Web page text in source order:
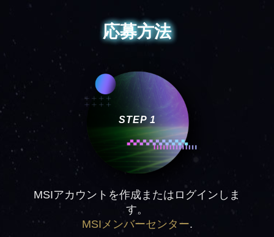
応募方法
STEP 1
MSIアカウントを作成またはログインしま
す。
MSIメンバーセンター.